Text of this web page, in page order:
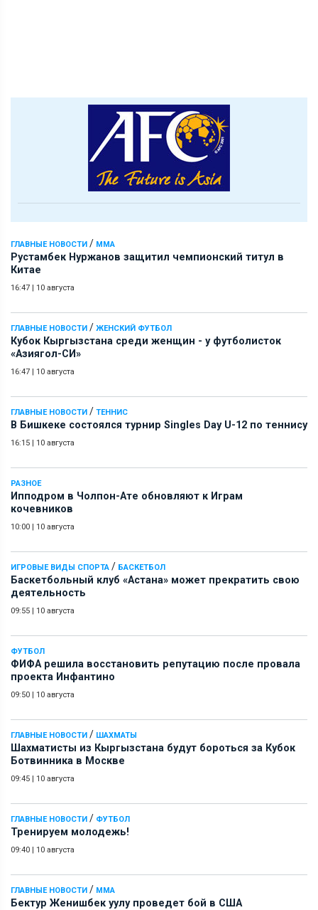
ГЛАВНЫЕ НОВОСТИ / ММА
Рустамбек Нуржанов защитил чемпионский титул в
Китае
16:47 | 10 августа
ГЛАВНЫЕ НОВОСТИ / ЖЕНСКИЙ ФУТБОЛ
Кубок Кыргызстана среди женщин - у футболисток
«Азиягол-СИ»
16:47 | 10 августа
ГЛАВНЫЕ НОВОСТИ / ТЕННИС
В Бишкеке состоялся турнир Singles Day U-12 по теннису
16:15 | 10 августа
РАЗНОЕ
Ипподром в Чолпон-Ате обновляют к Играм
кочевников
10:00 | 10 августа
ИГРОВЫЕ ВИДЫ СПОРТА / БАСКЕТБОЛ
Баскетбольный клуб «Астана» может прекратить свою
деятельность
09:55 | 10 августа
ФУТБОЛ
ФИФА решила восстановить репутацию после провала
проекта Инфантино
09:50 | 10 августа
ГЛАВНЫЕ НОВОСТИ / ШАХМАТЫ
Шахматисты из Кыргызстана будут бороться за Кубок
Ботвинника в Москве
09:45 | 10 августа
ГЛАВНЫЕ НОВОСТИ / ФУТБОЛ
Тренируем молодежь!
09:40 | 10 августа
ГЛАВНЫЕ НОВОСТИ / ММА
Бектур Женишбек уулу проведет бой в США